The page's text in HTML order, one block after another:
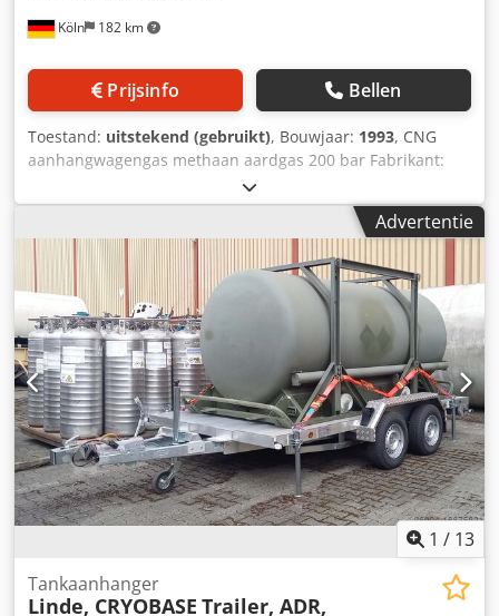
Köln 182 km
Prijsinfo Bellen
Toestand: uitstekend (gebruikt), Bouwjaar: 1993, CNG
aanhangwagengas methaan aardgas 200 bar Fabrikant:
SAMRO Jaar: 1993 Tarra: 6900 kg Codpfxot D Apte Apnsrf
Wij hebben ook andere tanks voor LIN, LOX, LAR, LNG en
CO2, Argon, Zuurstof, Stikstof en Koolstofdioxide,
Waterstof, Methaan Wij doen u graag een aanbod of geven
u meer informatie over andere drukvaten. Neem contact
met ons op via telefoon of e-mail.
Advertentie
1 / 13
Tankaanhanger
Linde, CRYOBASE Trailer, ADR,